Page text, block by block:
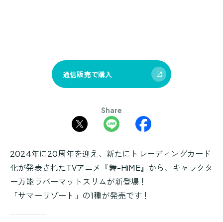
通信販売で購入
Share
2024年に20周年を迎え、新たにトレーディングカード
化が発表されたTVアニメ『舞-HiME』から、キャラクタ
ー万能ラバーマットスリムが新登場！
「サマーリゾート」の1種が発売です！